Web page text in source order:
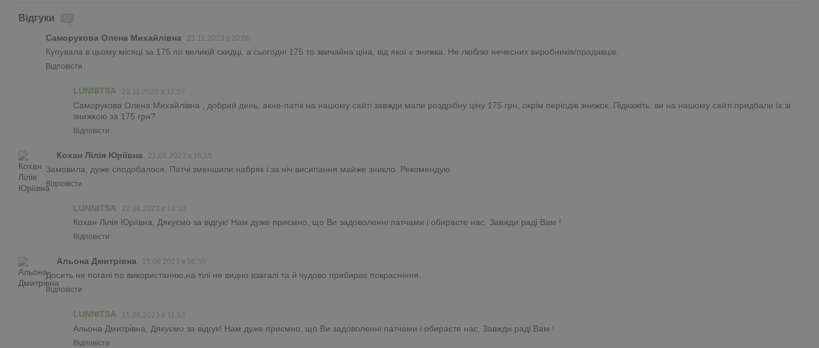
Відгуки
Саморукова Олена Михайлівна 21.11.2023 в 20:00
Купувала в цьому місяці за 175 по великій скидці, а сьогодні 175 то звичайна ціна, від якої є знижка. Не люблю нечесних виробників/продавців.
Відповісти
LUNNITSA 23.11.2023 в 17:57
Саморукова Олена Михайлівна , добрий день, акне-патчі на нашому сайті завжди мали роздрібну ціну 175 грн, окрім періодів знижок. Підкажіть, ви на нашому сайті придбали їх зі
знижкою за 175 грн?
Відповісти
Кохан Лілія Юріївна 21.08.2023 в 16:15
Замовила, дуже сподобалося. Патчі зменшили набряк і за ніч висипання майже зникло. Рекомендую
Відповісти
LUNNITSA 22.08.2023 в 14:10
Кохан Лілія Юріївна, Дякуємо за відгук! Нам дуже приємно, що Ви задоволенні патчами і обираєте нас. Завжди раді Вам !
Відповісти
Альона Дмитрівна 15.08.2023 в 08:55
Досить не погані по використанню,на тілі не видно взагалі та й чудово прибирає покрасніння.
Відповісти
LUNNITSA 15.08.2023 в 11:53
Альона Дмитрівна, Дякуємо за відгук! Нам дуже приємно, що Ви задоволенні патчами і обираєте нас. Завжди раді Вам !
Відповісти